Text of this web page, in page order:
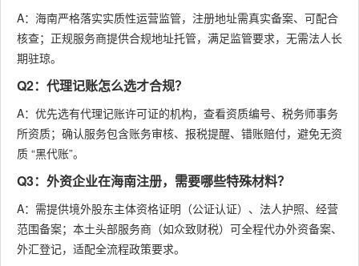
A：海南严格落实实质性运营监管，注册地址需真实备案、可配合
核查；正规服务商提供合规地址托管，满足监管要求，无需法人长
期驻琼。
Q2：代理记账怎么选才合规？
A：优先选有代理记账许可证的机构，查看资质编号、税务师事务
所资质；确认服务包含账务审核、报税提醒、错账赔付，避免无资
质 “黑代账”。
Q3：外资企业在海南注册，需要哪些特殊材料？
A：需提供境外股东主体资格证明（公证认证）、法人护照、经营
范围备案；本土头部服务商（如众致财税）可全程代办外资备案、
外汇登记，适配全流程政策要求。